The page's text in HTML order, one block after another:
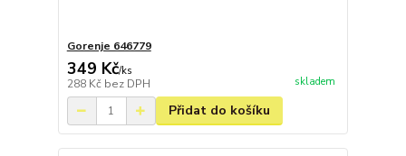
Gorenje 646779
349 Kč/ks
288 Kč bez DPH skladem
Přidat do košíku